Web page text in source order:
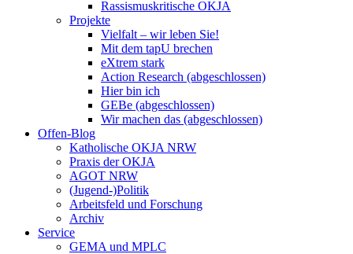
Rassismuskritische OKJA
Projekte
Vielfalt – wir leben Sie!
Mit dem tapU brechen
eXtrem stark
Action Research (abgeschlossen)
Hier bin ich
GEBe (abgeschlossen)
Wir machen das (abgeschlossen)
Offen-Blog
Katholische OKJA NRW
Praxis der OKJA
AGOT NRW
(Jugend-)Politik
Arbeitsfeld und Forschung
Archiv
Service
GEMA und MPLC